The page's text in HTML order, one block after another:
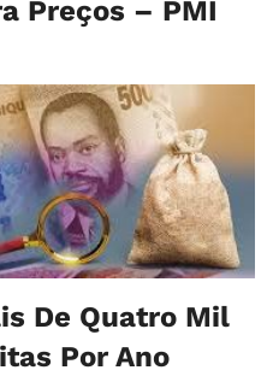
Preços – PMI
De Quatro Mil
Por Ano